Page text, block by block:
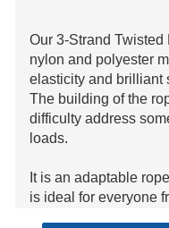
Our 3-Strand
nylon and polyester
elasticity and brilliant
The building of the
difficulty address
loads.
It is an adaptable
is ideal for everyone